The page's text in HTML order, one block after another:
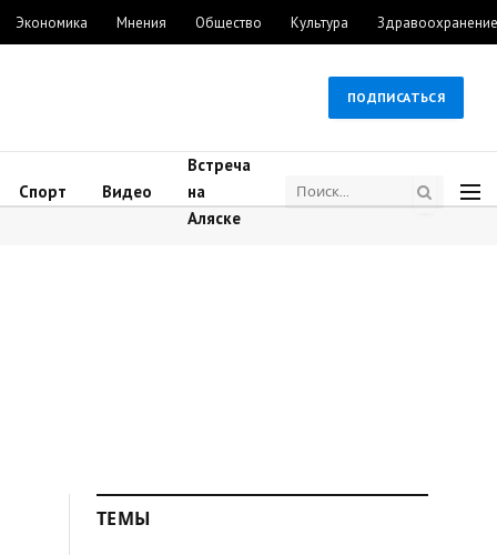
Экономика Мнения Общество Культура Здравоохранение
ПОДПИСАТЬСЯ
Спорт Видео
Встреча
на
Аляске
ТЕМЫ